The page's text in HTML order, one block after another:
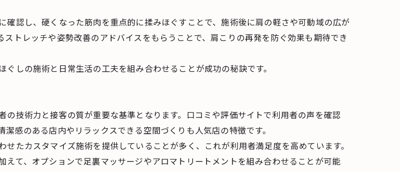
認し、硬くなった筋肉を重点的に揉みほぐすことで、施術後に肩の軽さや可動域の広が
トレッチや姿勢改善のアドバイスをもらうことで、肩こりの再発を防ぐ効果も期待でき
しの施術と日常生活の工夫を組み合わせることが成功の秘訣です。
技術力と接客の質が重要な基準となります。口コミや評価サイトで利用者の声を確認
感のある店内やリラックスできる空間づくりも人気店の特徴です。
たカスタマイズ施術を提供していることが多く、これが利用者満足度を高めています。
て、オプションで足裏マッサージやアロマトリートメントを組み合わせることが可能